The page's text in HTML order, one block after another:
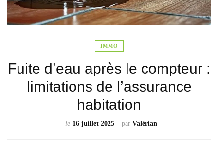
IMMO
Fuite d’eau après le compteur :
limitations de l’assurance
habitation
par Valérian
le 16 juillet 2025